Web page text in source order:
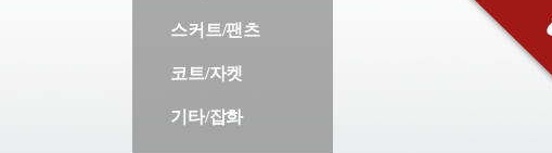
스커트/팬츠
코트/자켓
기타/잡화